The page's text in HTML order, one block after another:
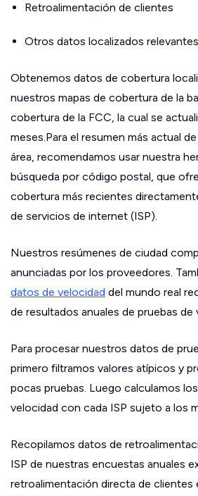
Retroalimentación de clientes
Otros datos localizados relevantes
Obtenemos datos de cobertura
nuestros mapas de cobertura de la
cobertura de la FCC, la cual se
meses.Para el resumen más actual
área, recomendamos usar nuestra
búsqueda por código postal, que
cobertura más recientes
de servicios de internet (ISP).
Nuestros resúmenes de ciudad
anunciadas por los proveedores.
datos de velocidad del mundo real
de resultados anuales de pruebas de
Para procesar nuestros datos de
primero filtramos valores atípicos y
pocas pruebas. Luego calculamos
velocidad con cada ISP sujeto a los
Recopilamos datos de
ISP de nuestras encuestas anuales
retroalimentación directa de clientes